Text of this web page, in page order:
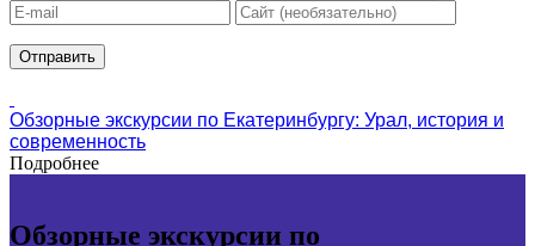
Обзорные экскурсии по Екатеринбургу: Урал, история и
современность
Подробнее
Обзорные экскурсии по